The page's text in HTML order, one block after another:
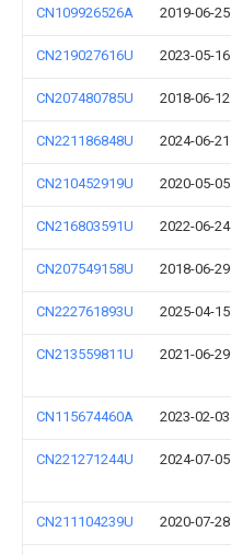
CN109926526A 2019-06-25
CN219027616U 2023-05-16
CN207480785U 2018-06-12
CN221186848U 2024-06-21
CN210452919U 2020-05-05
CN216803591U 2022-06-24
CN207549158U 2018-06-29
CN222761893U 2025-04-15
CN213559811U 2021-06-29
CN115674460A 2023-02-03
CN221271244U 2024-07-05
CN211104239U 2020-07-28